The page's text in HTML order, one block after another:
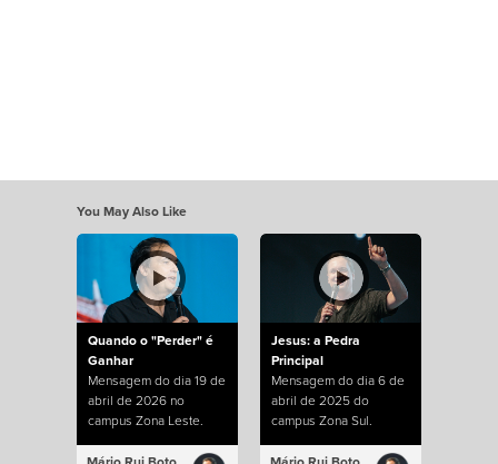
You May Also Like
Quando o "Perder" é
Ganhar
Mensagem do dia 19 de
abril de 2026 no
campus Zona Leste.
Jesus: a Pedra
Principal
Mensagem do dia 6 de
abril de 2025 do
campus Zona Sul.